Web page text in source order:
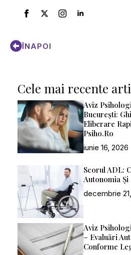
ÎNAPOI
Cele mai recente
Aviz
București:
Eliberare
Psiho.ro
iunie 16, 2026
Scorul ADL:
Autonomia
decembrie
Aviz
– Evaluări
Conforme